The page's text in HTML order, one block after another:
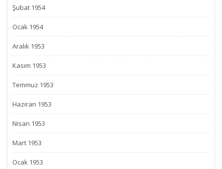
Şubat 1954
Ocak 1954
Aralık 1953
Kasım 1953
Temmuz 1953
Haziran 1953
Nisan 1953
Mart 1953
Ocak 1953